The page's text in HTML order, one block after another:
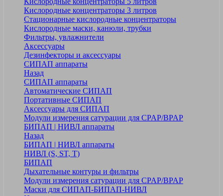
Кислородные концентраторы 3 литров
Стационарные кислородные концентраторы
Кислородные маски, канюли, трубки
Фильтры, увлажнители
Аксессуары
Дезинфекторы и аксессуары
СИПАП аппараты
Назад
СИПАП аппараты
Автоматические СИПАП
Портативные СИПАП
Аксессуары для СИПАП
Модули измерения сатурации для CPAP/BPAP
БИПАП | НИВЛ аппараты
Назад
БИПАП | НИВЛ аппараты
НИВЛ (S, ST, T)
БИПАП
Дыхательные контуры и фильтры
Модули измерения сатурации для CPAP/BPAP
Маски для СИПАП-БИПАП-НИВЛ